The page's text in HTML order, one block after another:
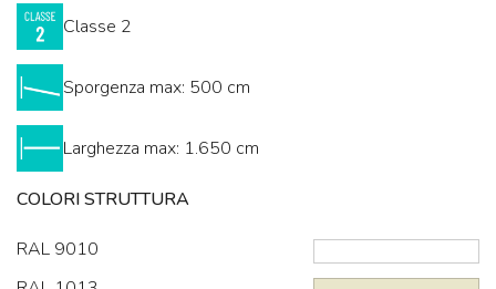
Classe 2
Sporgenza max: 500 cm
Larghezza max: 1.650 cm
COLORI STRUTTURA
RAL 9010